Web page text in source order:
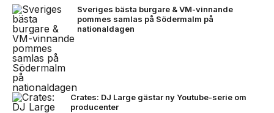
Sveriges bästa burgare & VM-vinnande
pommes samlas på Södermalm på
nationaldagen
Crates: DJ Large gästar ny Youtube-serie om
producenter